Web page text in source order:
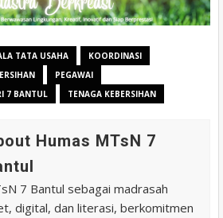
TATA USAHA
KOORDINASI
PEGAWAI
7 BANTUL
TENAGA KEBERSIHAN
Humas MTsN 7
7 Bantul sebagai madrasah
digital, dan literasi, berkomitmen